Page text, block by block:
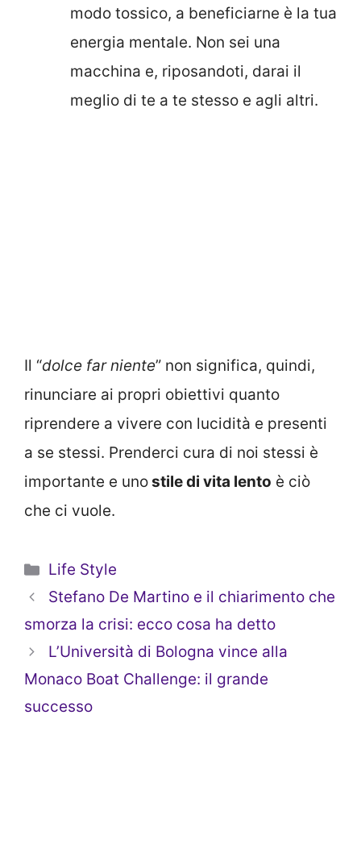
modo tossico, a beneficiarne è la tua
energia mentale. Non sei una
macchina e, riposandoti, darai il
meglio di te a te stesso e agli altri.
Il “dolce far niente” non significa, quindi,
rinunciare ai propri obiettivi quanto
riprendere a vivere con lucidità e presenti
a se stessi. Prenderci cura di noi stessi è
importante e unostile di vita lento è ciò
che ci vuole.
Categorie
Life Style
Stefano De Martino e il chiarimento che
smorza la crisi: ecco cosa ha detto
L’Università di Bologna vince alla
Monaco Boat Challenge: il grande
successo